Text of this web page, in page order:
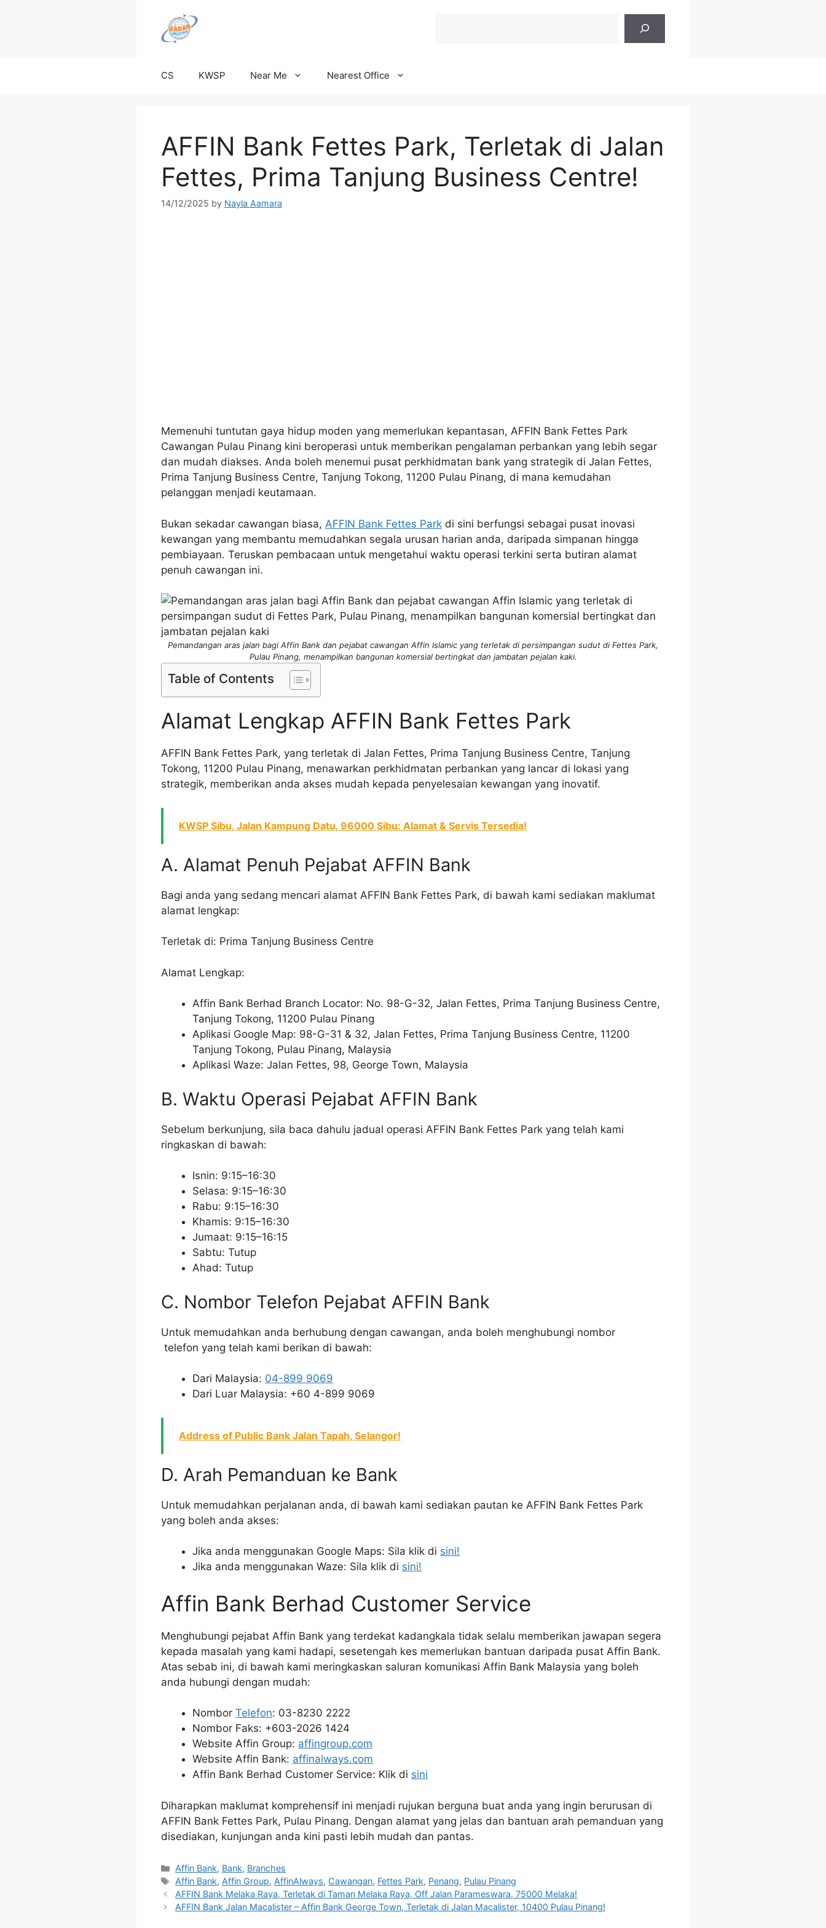
CS KWSP Near Me Nearest Office
AFFIN Bank Fettes Park, Terletak di Jalan
Fettes, Prima Tanjung Business Centre!
14/12/2025 by Nayla Aamara
Memenuhi tuntutan gaya hidup moden yang memerlukan kepantasan, AFFIN Bank Fettes Park
Cawangan Pulau Pinang kini beroperasi untuk memberikan pengalaman perbankan yang lebih segar
dan mudah diakses. Anda boleh menemui pusat perkhidmatan bank yang strategik di Jalan Fettes,
Prima Tanjung Business Centre, Tanjung Tokong, 11200 Pulau Pinang, di mana kemudahan
pelanggan menjadi keutamaan.
Bukan sekadar cawangan biasa, AFFIN Bank Fettes Park di sini berfungsi sebagai pusat inovasi
kewangan yang membantu memudahkan segala urusan harian anda, daripada simpanan hingga
pembiayaan. Teruskan pembacaan untuk mengetahui waktu operasi terkini serta butiran alamat
penuh cawangan ini.
Pemandangan aras jalan bagi Affin Bank dan pejabat cawangan Affin Islamic yang terletak di persimpangan sudut di Fettes Park,
Pulau Pinang, menampilkan bangunan komersial bertingkat dan jambatan pejalan kaki.
Table of Contents
Alamat Lengkap AFFIN Bank Fettes Park
AFFIN Bank Fettes Park, yang terletak di Jalan Fettes, Prima Tanjung Business Centre, Tanjung
Tokong, 11200 Pulau Pinang, menawarkan perkhidmatan perbankan yang lancar di lokasi yang
strategik, memberikan anda akses mudah kepada penyelesaian kewangan yang inovatif.
KWSP Sibu, Jalan Kampung Datu, 96000 Sibu: Alamat & Servis Tersedia!
A. Alamat Penuh Pejabat AFFIN Bank
Bagi anda yang sedang mencari alamat AFFIN Bank Fettes Park, di bawah kami sediakan maklumat
alamat lengkap:
Terletak di: Prima Tanjung Business Centre
Alamat Lengkap:
Affin Bank Berhad Branch Locator: No. 98-G-32, Jalan Fettes, Prima Tanjung Business Centre,
Tanjung Tokong, 11200 Pulau Pinang
Aplikasi Google Map: 98-G-31 & 32, Jalan Fettes, Prima Tanjung Business Centre, 11200
Tanjung Tokong, Pulau Pinang, Malaysia
Aplikasi Waze: Jalan Fettes, 98, George Town, Malaysia
B. Waktu Operasi Pejabat AFFIN Bank
Sebelum berkunjung, sila baca dahulu jadual operasi AFFIN Bank Fettes Park yang telah kami
ringkaskan di bawah:
Isnin: 9:15–16:30
Selasa: 9:15–16:30
Rabu: 9:15–16:30
Khamis: 9:15–16:30
Jumaat: 9:15–16:15
Sabtu: Tutup
Ahad: Tutup
C. Nombor Telefon Pejabat AFFIN Bank
Untuk memudahkan anda berhubung dengan cawangan, anda boleh menghubungi nombor
telefon yang telah kami berikan di bawah:
Dari Malaysia: 04-899 9069
Dari Luar Malaysia: +60 4-899 9069
Address of Public Bank Jalan Tapah, Selangor!
D. Arah Pemanduan ke Bank
Untuk memudahkan perjalanan anda, di bawah kami sediakan pautan ke AFFIN Bank Fettes Park
yang boleh anda akses:
Jika anda menggunakan Google Maps: Sila klik di sini!
Jika anda menggunakan Waze: Sila klik di sini!
Affin Bank Berhad Customer Service
Menghubungi pejabat Affin Bank yang terdekat kadangkala tidak selalu memberikan jawapan segera
kepada masalah yang kami hadapi, sesetengah kes memerlukan bantuan daripada pusat Affin Bank.
Atas sebab ini, di bawah kami meringkaskan saluran komunikasi Affin Bank Malaysia yang boleh
anda hubungi dengan mudah:
Nombor Telefon: 03-8230 2222
Nombor Faks: +603-2026 1424
Website Affin Group: affingroup.com
Website Affin Bank: affinalways.com
Affin Bank Berhad Customer Service: Klik di sini
Diharapkan maklumat komprehensif ini menjadi rujukan berguna buat anda yang ingin berurusan di
AFFIN Bank Fettes Park, Pulau Pinang. Dengan alamat yang jelas dan bantuan arah pemanduan yang
disediakan, kunjungan anda kini pasti lebih mudah dan pantas.
Categories
Affin Bank, Bank, Branches
Tags
Affin Bank,Affin Group,AffinAlways, Cawangan, Fettes Park, Penang, Pulau Pinang
AFFIN Bank Melaka Raya, Terletak di Taman Melaka Raya, Off Jalan Parameswara, 75000 Melaka!
AFFIN Bank Jalan Macalister – Affin Bank George Town, Terletak di Jalan Macalister, 10400 Pulau Pinang!